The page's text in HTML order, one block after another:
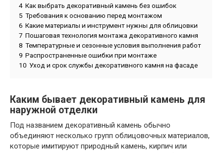
4 Как выбрать декоративный камень без ошибок
5 Требования к основанию перед монтажом
6 Какие материалы и инструмент нужны для облицовки
7 Пошаговая технология монтажа декоративного камня
8 Температурные и сезонные условия выполнения работ
9 Распространенные ошибки при монтаже
10 Уход и срок службы декоративного камня на фасаде
Каким бывает декоративный камень для
наружной отделки
Под названием декоративный камень обычно
объединяют несколько групп облицовочных материалов,
которые имитируют природный камень, кирпич или